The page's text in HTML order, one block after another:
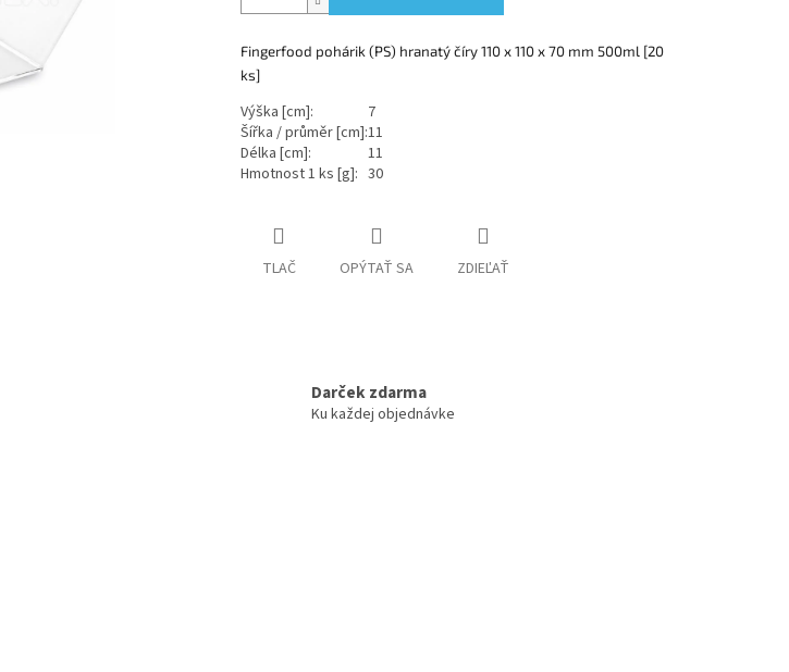
Fingerfood pohárik (PS) hranatý číry 110 x 110 x 70 mm 500ml [20
ks]
Výška [cm]:
7
Šířka / průměr [cm]:11
Délka [cm]:
11
Hmotnost 1 ks [g]: 30
TLAČ OPÝTAŤ SA ZDIEĽAŤ
Darček zdarma
Ku každej objednávke